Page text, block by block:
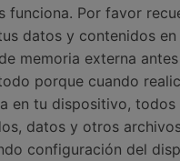
funciona. Por favor
datos y contenidos en
memoria externa
porque cuando
en tu dispositivo, todos
datos y otros
configuración del